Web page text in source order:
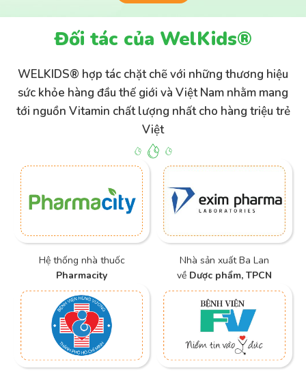
Đối tác của WelKids®
WELKIDS® hợp tác chặt chẽ với những thương hiệu
sức khỏe hàng đầu thế giới và Việt Nam nhằm mang
tới nguồn Vitamin chất lượng nhất cho hàng triệu trẻ
Việt
Hệ thống nhà thuốc
Pharmacity
Nhà sản xuất Ba Lan
về Dược phẩm, TPCN